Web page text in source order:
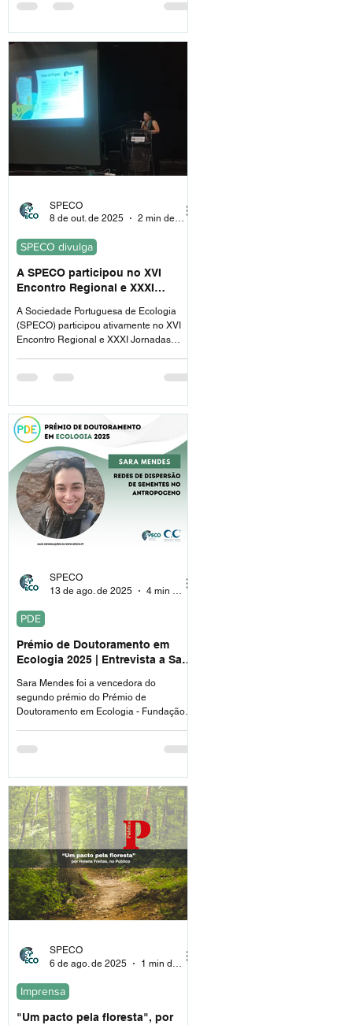
A SPECO participou no XVI
Encontro Regional e XXXI
Educação Ambiental, nos Açores
A Sociedade Portuguesa de Ecologia
(SPECO) participou ativamente no XVI
Encontro Regional e XXXI Jornadas
de outubro de 2025, na Horta, Ilha do
SPECO divulga
SPECO
8 de out. de 2025
2 min de leitura
Prémio de Doutoramento em
Ecologia 2025 | Entrevista a Sara
Sara Mendes foi a vencedora do
segundo prémio do Prémio de
Doutoramento em Ecologia - Fundação
PDE
SPECO
13 de ago. de 2025
"Um pacto pela floresta", por
Imprensa
SPECO
6 de ago. de 2025